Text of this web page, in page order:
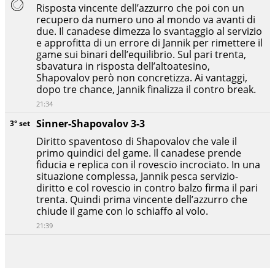
3° set Sinner-Shapovalov 3-3
Diritto spaventoso di Shapovalov che vale il
primo quindici del game. Il canadese prende
fiducia e replica con il rovescio incrociato. In una
situazione complessa, Jannik pesca servizio-
diritto e col rovescio in contro balzo firma il pari
trenta. Quindi prima vincente dell’azzurro che
chiude il game con lo schiaffo al volo.
21:39
Risposta vincente dell’azzurro che poi con un
recupero da numero uno al mondo va avanti di
due. Il canadese dimezza lo svantaggio al servizio
e approfitta di un errore di Jannik per rimettere il
game sui binari dell’equilibrio. Sul pari trenta,
sbavatura in risposta dell’altoatesino,
Shapovalov però non concretizza. Ai vantaggi,
dopo tre chance, Jannik finalizza il contro break.
21:34